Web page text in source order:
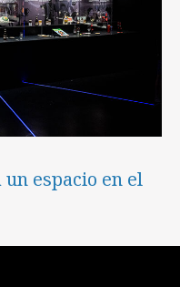
espacio en el